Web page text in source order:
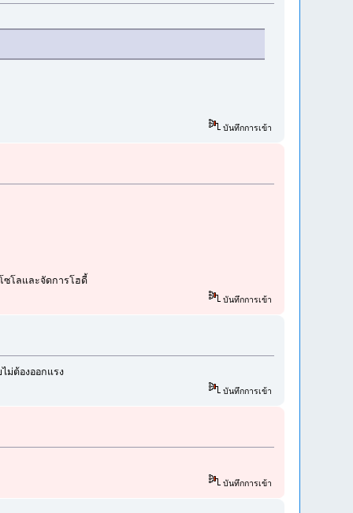
บันทึกการเข้า
ซโลและจัดการโฮดี้
บันทึกการเข้า
ม่ต้องออกแรง
บันทึกการเข้า
บันทึกการเข้า